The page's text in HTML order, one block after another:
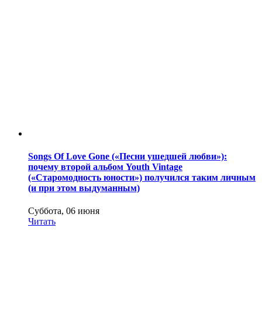
Songs Of Love Gone («Песни ушедшей любви»):
почему второй альбом Youth Vintage
(«Старомодность юности») получился таким личным
(и при этом выдуманным)
Суббота, 06 июня
Читать